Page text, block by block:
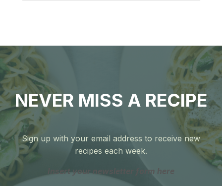
NEVER MISS A RECIPE
Sign up with your email address to receive new
recipes each week.
Insert your newsletter form here